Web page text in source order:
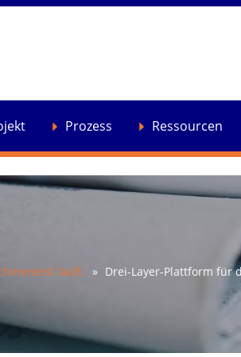
Prozess Ressourcen
läuft. » Drei-Layer-Plattform für